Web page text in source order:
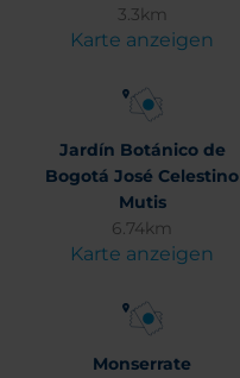
3.3km
Karte anzeigen
Jardín Botánico de
Bogotá José Celestino
Mutis
6.74km
Karte anzeigen
Monserrate